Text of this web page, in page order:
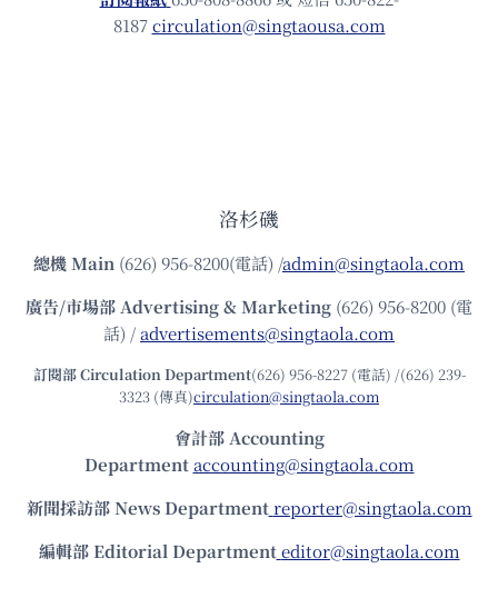
8187circulation@singtaousa.com
洛杉磯
總機Main (626) 956-8200(電話) /admin@singtaola.com
廣告/市場部Advertising & Marketing (626) 956-8200 (電
話) /advertisements@singtaola.com
訂閱部 Circulation Department(626) 956-8227 (電話) /(626) 239-
3323 (傳真)circulation@singtaola.com
會計部 Accounting
Department accounting@singtaola.com
新聞採訪部 News Department reporter@singtaola.com
編輯部 Editorial Department editor@singtaola.com